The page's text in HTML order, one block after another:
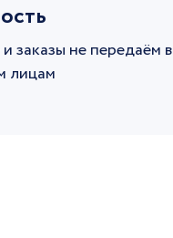
заказы не передаём в
лицам